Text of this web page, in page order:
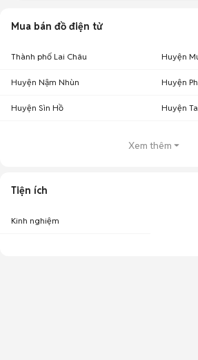
Mua bán đồ điện tử
Thành phố Lai Châu Huyện
Huyện Nậm Nhùn Huyện
Huyện Sìn Hồ Huyện
Xem thêm
Tiện ích
Kinh nghiệm